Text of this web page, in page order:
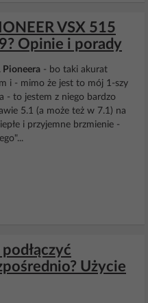
VSX 515
Opinie i porady
Pioneera - bo taki akurat
i - mimo że jest to mój 1-szy
- to jestem z niego bardzo
5.1 (a może też w 7.1) na
i przyjemne brzmienie -
Użycie